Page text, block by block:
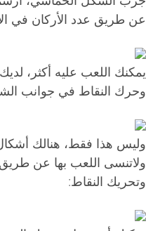
عن طريق عدد الأركان في
يمكنك اللعب عليه أكثر،
وحرك النقاط في جوانب
وليس هذا فقط، هنالك
ولاتنسى اللعب بها عن طريق
وتحريك النقاط: